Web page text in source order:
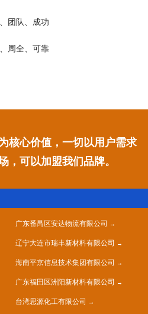
团队、成功
周全、可靠
核心价值，一切以用户需求
，可以加盟我们品牌。
广东番禺区安达物流有限公司
辽宁大连市瑞丰新材料有限公司
海南平京信息技术集团有限公司
广东福田区洲阳新材料有限公司
台湾思源化工有限公司